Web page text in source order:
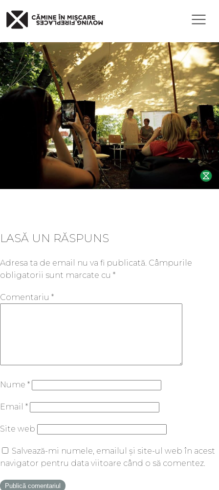
Published
LASĂ UN RĂSPUNS
Adresa ta de email nu va fi publicată. Câmpurile
obligatorii sunt marcate cu *
Comentariu *
Nume *
Email *
Site web
Salvează-mi numele, emailul și site-ul web în acest
navigator pentru data viitoare când o să comentez.